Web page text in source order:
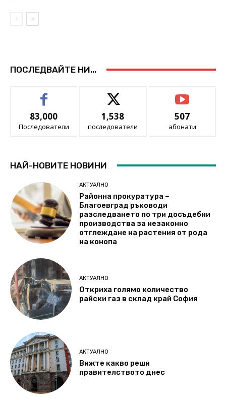
ПОСЛЕДВАЙТЕ НИ...
83,000
Последователи
1,538
последователи
507
абонати
НАЙ-НОВИТЕ НОВИНИ
АКТУАЛНО
Районна прокуратура –
Благоевград ръководи
разследването по три досъдебни
производства за незаконно
отглеждане на растения от рода
на конопа
АКТУАЛНО
Откриха голямо количество
райски газ в склад край София
АКТУАЛНО
Вижте какво реши
правителството днес